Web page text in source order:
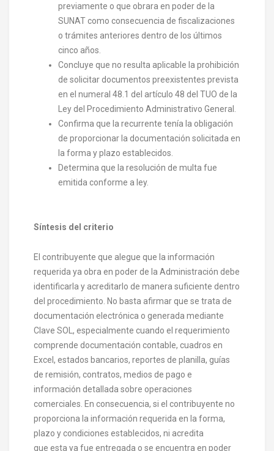
previamente o que obrara en poder de la
SUNAT como consecuencia de fiscalizaciones
o trámites anteriores dentro de los últimos
cinco años.
Concluye que no resulta aplicable la prohibición
de solicitar documentos preexistentes prevista
en el numeral 48.1 del artículo 48 del TUO de la
Ley del Procedimiento Administrativo General.
Confirma que la recurrente tenía la obligación
de proporcionar la documentación solicitada en
la forma y plazo establecidos.
Determina que la resolución de multa fue
emitida conforme a ley.
Síntesis del criterio
El contribuyente que alegue que la información
requerida ya obra en poder de la Administración debe
identificarla y acreditarlo de manera suficiente dentro
del procedimiento. No basta afirmar que se trata de
documentación electrónica o generada mediante
Clave SOL, especialmente cuando el requerimiento
comprende documentación contable, cuadros en
Excel, estados bancarios, reportes de planilla, guías
de remisión, contratos, medios de pago e
información detallada sobre operaciones
comerciales. En consecuencia, si el contribuyente no
proporciona la información requerida en la forma,
plazo y condiciones establecidos, ni acredita
que esta ya fue entregada o se encuentra en poder